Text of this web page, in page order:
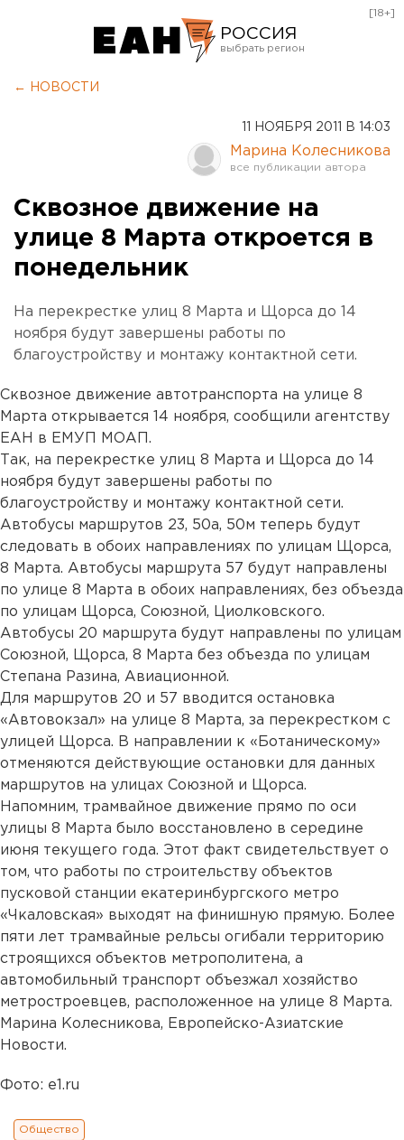
РОССИЯ
Оренбург
[18+]
← НОВОСТИ
11 НОЯБРЯ 2011 В 14:03
Марина Колесникова
Сквозное движение на
улице 8 Марта откроется в
понедельник
На перекрестке улиц 8 Марта и Щорса до 14
ноября будут завершены работы по
благоустройству и монтажу контактной сети.
Сквозное движение автотранспорта на улице 8
Марта открывается 14 ноября, сообщили агентству
ЕАН в ЕМУП МОАП.
Так, на перекрестке улиц 8 Марта и Щорса до 14
ноября будут завершены работы по
благоустройству и монтажу контактной сети.
Автобусы маршрутов 23, 50а, 50м теперь будут
следовать в обоих направлениях по улицам Щорса,
8 Марта. Автобусы маршрута 57 будут направлены
по улице 8 Марта в обоих направлениях, без объезда
по улицам Щорса, Союзной, Циолковского.
Автобусы 20 маршрута будут направлены по улицам
Союзной, Щорса, 8 Марта без объезда по улицам
Степана Разина, Авиационной.
Для маршрутов 20 и 57 вводится остановка
«Автовокзал» на улице 8 Марта, за перекрестком с
улицей Щорса. В направлении к «Ботаническому»
отменяются действующие остановки для данных
маршрутов на улицах Союзной и Щорса.
Напомним, трамвайное движение прямо по оси
улицы 8 Марта было восстановлено в середине
июня текущего года. Этот факт свидетельствует о
том, что работы по строительству объектов
пусковой станции екатеринбургского метро
«Чкаловская» выходят на финишную прямую. Более
пяти лет трамвайные рельсы огибали территорию
строящихся объектов метрополитена, а
автомобильный транспорт объезжал хозяйство
метростроевцев, расположенное на улице 8 Марта.
Марина Колесникова, Европейско-Азиатские
Новости.
Фото: e1.ru
Общество